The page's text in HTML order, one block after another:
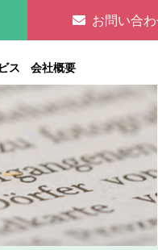
お問い合
ス 会社概要